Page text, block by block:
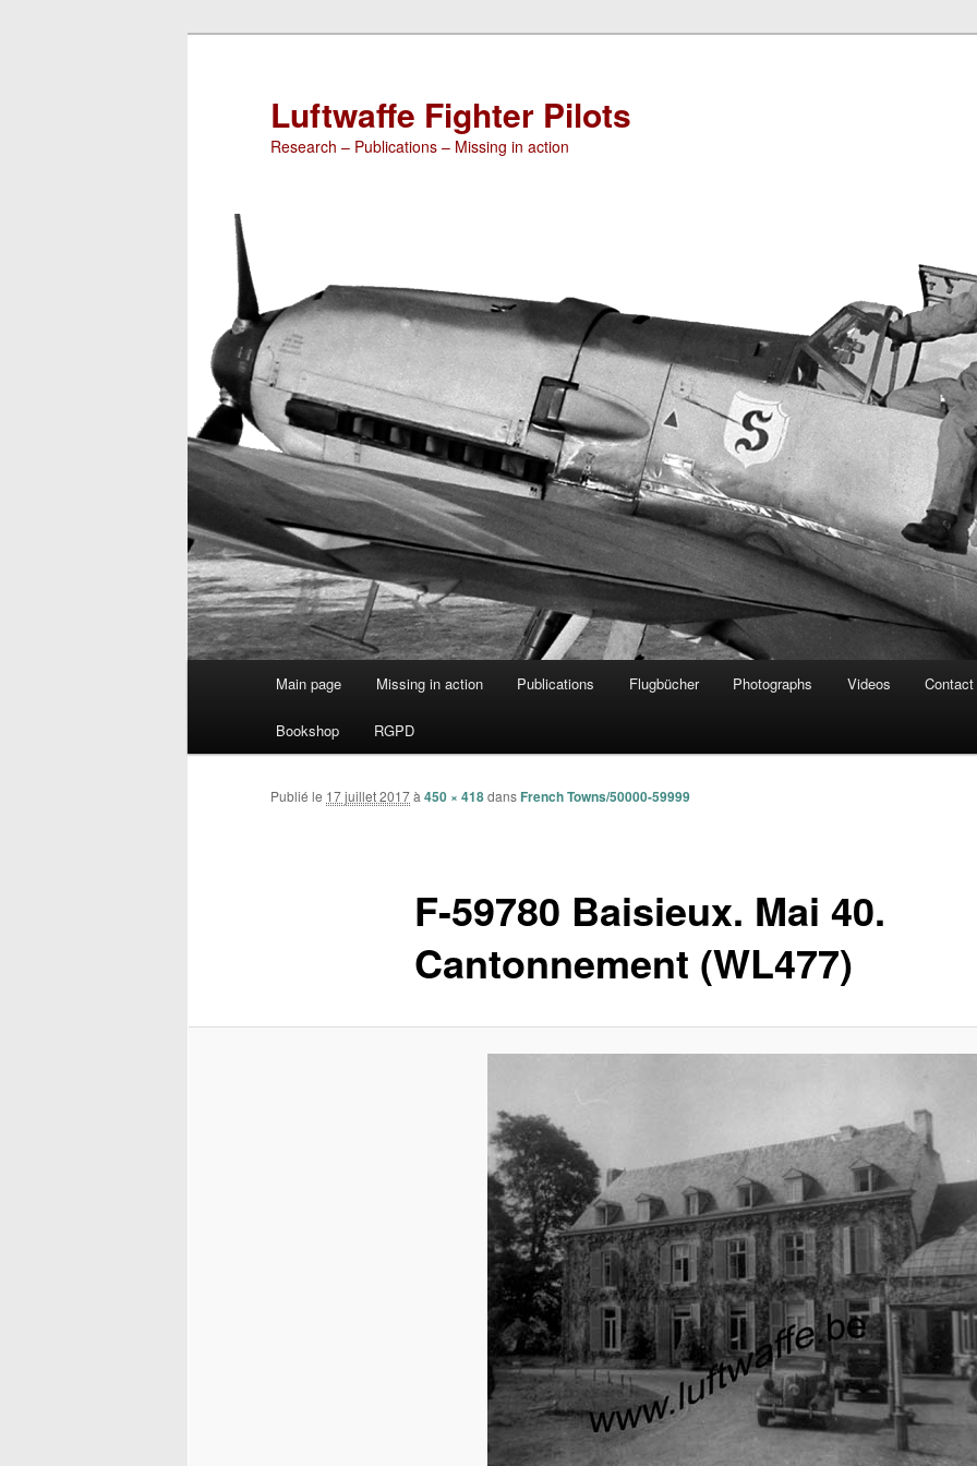
Luftwaffe Fighter Pilots
Research – Publications – Missing in action
Aller
au
contenu
Main page Missing in action Publications Flugbücher Photographs Videos
Bookshop RGPD
F-59780 Baisieux. Mai 40.
Cantonnement (WL477)
Publié le 17 juillet 2017à450 × 418dans French Towns/50000-59999